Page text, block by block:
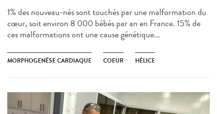
1% des nouveau-nés sont touchés par une malformation du
cœur, soit environ 8 000 bébés par an en France. 15% de
ces malformations ont une cause génétique...
MORPHOGENÈSE CARDIAQUE COEUR HÉLICE